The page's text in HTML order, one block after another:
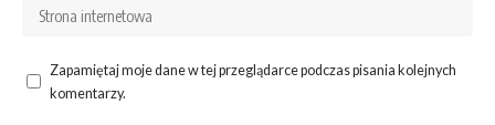
Zapamiętaj moje dane w tej przeglądarce podczas pisania kolejnych
komentarzy.